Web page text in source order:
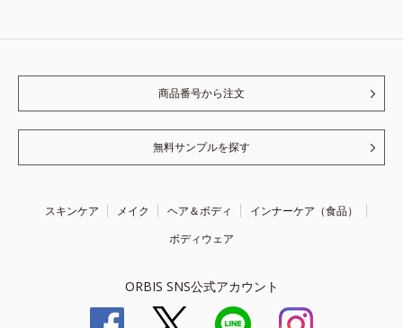
商品番号から注文
無料サンプルを探す
スキンケア メイク ヘア＆ボディ
インナーケア（食品）
ボディウェア
ORBIS SNS公式アカウント